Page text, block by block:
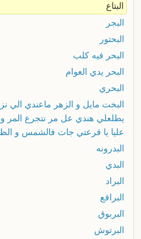
البتاع
البجر
البحتور
البحر فيه كلب
البحر يدي العوام
البحري
البخت مايل و الزهر ماعندي الي
يطلعلي هندي عل مر نتجرع المر و
عليا يا قرعتي جات فالشمس و
البدرونه
البدي
البراد
البراقع
البربوق
البرتوش